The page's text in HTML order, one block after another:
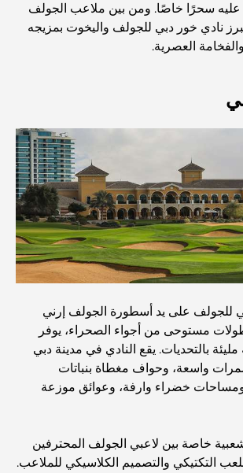
في دبي: اختياراتي المفضلة لعام 2026
على قرض عقاري في دبي: الدليل الشامل
الرئيسي: معيار جديد للحياة المتكاملة في
مع مبادئ فاستو: دليل عملي لتحقيق التوازن
الحدائق في دبي: تحويل المساحات
الأثاث في دبي: دليل شامل
نخلة جميرا: مقارنة واضحة لمشتري
في دبي: دليلك الأمثل
عليه سحرًا خاصًا. ومن بين ملاعب الجولف
نادي خور دبي للجولف واليخوت بمزيجه
العصرية.
للجولف على يد أسطورة الجولف إرني
مستوحى من أجواء الصحراء، يوفر
بالتحديات. يقع النادي في مدينة دبي
واسعة، وحواف مغطاة بنباتات
خضراء وارفة، وعوائق موزعة
خاصة بين لاعبي الجولف المحترفين
التكتيكي والتصميم الكلاسيكي للملاعب.